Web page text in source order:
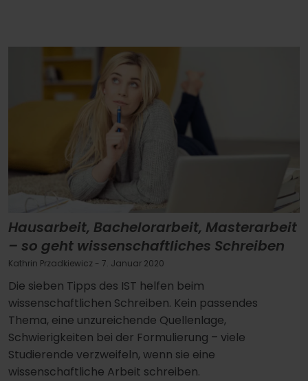
Hausarbeit, Bachelorarbeit, Masterarbeit
– so geht wissenschaftliches Schreiben
Kathrin Przadkiewicz - 7. Januar 2020
Die sieben Tipps des IST helfen beim
wissenschaftlichen Schreiben. Kein passendes
Thema, eine unzureichende Quellenlage,
Schwierigkeiten bei der Formulierung – viele
Studierende verzweifeln, wenn sie eine
wissenschaftliche Arbeit schreiben.